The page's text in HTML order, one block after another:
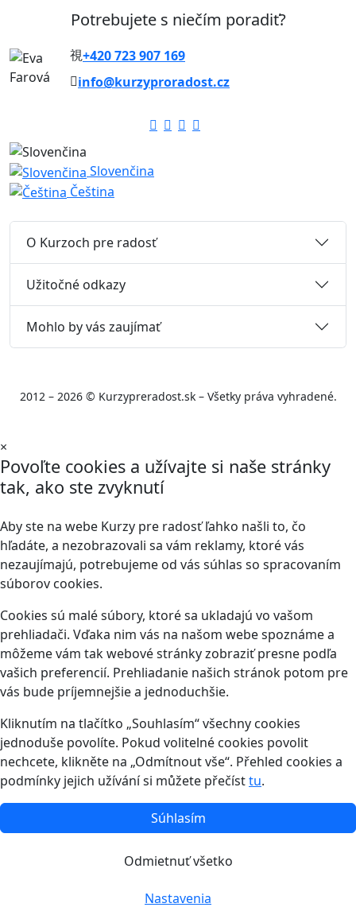
Potrebujete s niečím poradiť?
+420 723 907 169
info@kurzyproradost.cz
Slovenčina
Čeština
O Kurzoch pre radosť
Užitočné odkazy
Mohlo by vás zaujímať
2012 – 2026 © Kurzypreradost.sk – Všetky práva vyhradené.
×
Povoľte cookies a užívajte si naše stránky
tak, ako ste zvyknutí
Aby ste na webe Kurzy pre radosť ľahko našli to, čo
hľadáte, a nezobrazovali sa vám reklamy, ktoré vás
nezaujímajú, potrebujeme od vás súhlas so spracovaním
súborov cookies.
Cookies sú malé súbory, ktoré sa ukladajú vo vašom
prehliadači. Vďaka nim vás na našom webe spoznáme a
môžeme vám tak webové stránky zobraziť presne podľa
vašich preferencií. Prehliadanie našich stránok potom pre
vás bude príjemnejšie a jednoduchšie.
Kliknutím na tlačítko „Souhlasím“ všechny cookies
jednoduše povolíte. Pokud volitelné cookies povolit
nechcete, klikněte na „Odmítnout vše“. Přehled cookies a
podmínky jejich užívání si můžete přečísttu.
Súhlasím
Odmietnuť všetko
Nastavenia